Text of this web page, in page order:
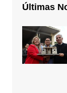
Últimas